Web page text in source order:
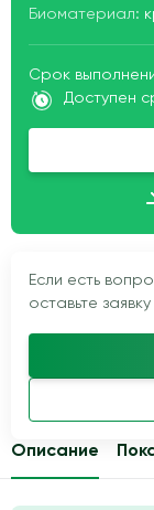
Описание
Биоматериал:
Срок
Доступен
Если есть
оставьте